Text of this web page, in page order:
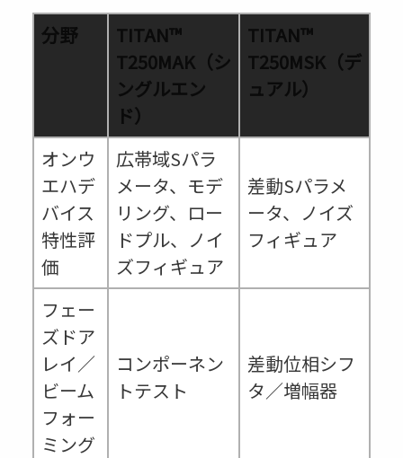
分野
TITAN™
T250MAK（シ
ングルエン
ド）
TITAN™
T250MSK（デ
ュアル）
オンウ
エハデ
バイス
特性評
価
広帯域Sパラ
メータ、モデ
リング、ロー
ドプル、ノイ
ズフィギュア
差動Sパラメ
ータ、ノイズ
フィギュア
フェー
ズドア
レイ／
ビーム
フォー
ミング
コンポーネン
トテスト
差動位相シフ
タ／増幅器